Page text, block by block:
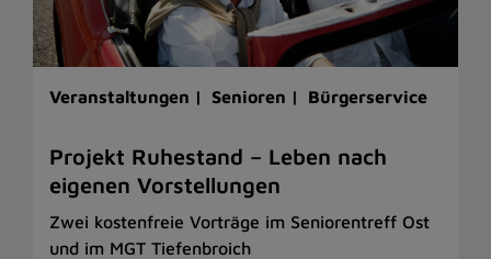
Veranstaltungen | Senioren | Bürgerservice
Projekt Ruhestand – Leben nach
eigenen Vorstellungen
Zwei kostenfreie Vorträge im Seniorentreff Ost
und im MGT Tiefenbroich